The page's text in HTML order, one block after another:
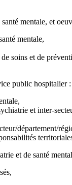
mentale, et
mentale,
soins et de
public hospitalier :
et inter-
département/
et de santé